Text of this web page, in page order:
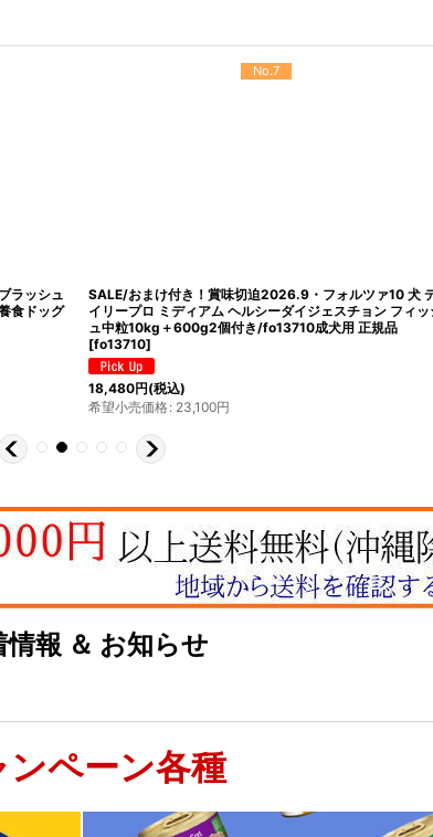
ル フレッ
ドッグフ
No.11
最短賞味2027.4.9・エンパイア シニア バランスダイエッ
ト小粒 12kg肥満/高齢犬用ドライ ドッグフードEMPIRE正
規品em31125 [em31125]
30,800円
希望小売価格
情報 ＆ お知らせ
ンペーン各種